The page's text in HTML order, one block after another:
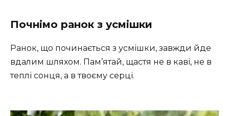
Почнімо ранок з усмішки
Ранок, що починається з усмішки, завжди йде
вдалим шляхом. Пам’ятай, щастя не в каві, не в
теплі сонця, а в твоєму серці.